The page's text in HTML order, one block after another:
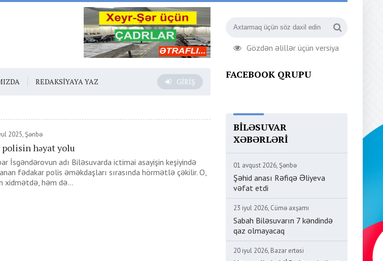
Gözdən əlillər üçün versiya
REDAKSIYAYA YAZ GIRIŞ
2025, Şənbə
həyat yolu
İsgəndərovun adı Biləsuvarda ictimai asayişin keşiyində
fədakar polis əməkdaşları sırasında hörmətlə çəkilir. O,
xidmətdə, həm də...
FACEBOOK QRUPU
BILƏSUVAR
XƏBƏRLƏRI
01 avqust 2026, Şənbə
Şəhid anası Rəfiqə Əliyeva
vəfat etdi
23 iyul 2026, Cümə axşamı
Sabah Biləsuvarın 7 kəndində
qaz olmayacaq
20 iyul 2026, Bazar ertəsi